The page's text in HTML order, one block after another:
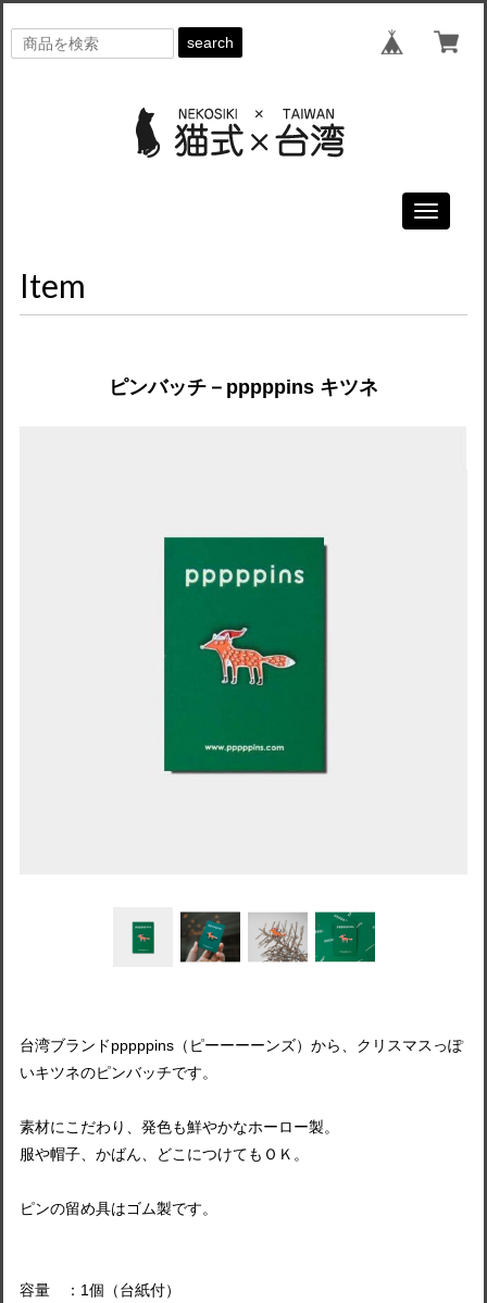
search
Toggle
Item
ピンバッチ－pppppins キツネ
台湾ブランドpppppins（ピーーーーンズ）から、クリスマスっぽ
いキツネのピンバッチです。
素材にこだわり、発色も鮮やかなホーロー製。
服や帽子、かばん、どこにつけてもＯＫ。
ピンの留め具はゴム製です。
容量 ：1個（台紙付）